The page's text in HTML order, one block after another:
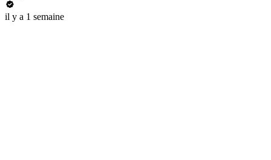
il y a 1 semaine